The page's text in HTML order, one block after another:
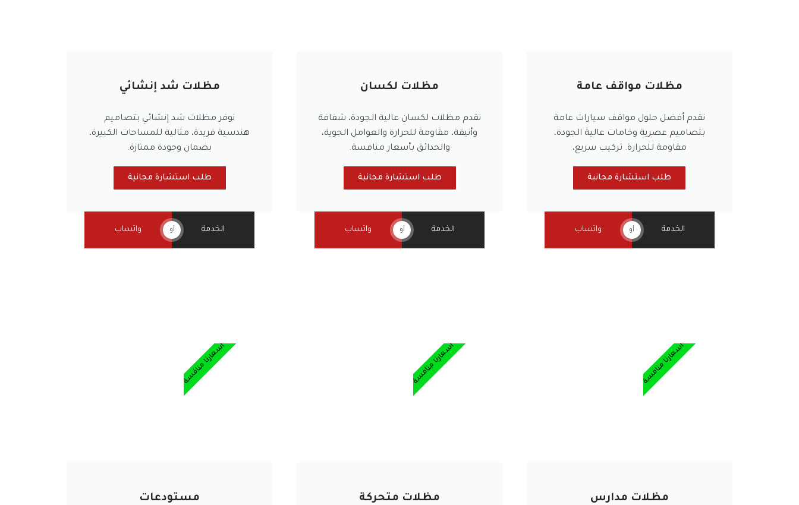
مظلات مواقف عامة
نقدم أفضل حلول مواقف سيارات عامة
بتصاميم عصرية وخامات عالية الجودة،
مقاومة للحرارة. تركيب سريع،
طلب استشارة مجانية
الخدمة أو واتساب
مظلات لكسان
نقدم مظلات لكسان عالية الجودة، شفافة
وأنيقة، مقاومة للحرارة والعوامل الجوية،
والحدائق بأسعار منافسة.
طلب استشارة مجانية
الخدمة أو واتساب
مظلات شد إنشائي
نوفر مظلات شد إنشائي بتصاميم
هندسية فريدة، مثالية للمساحات الكبيرة،
بضمان وجودة ممتازة.
طلب استشارة مجانية
الخدمة أو واتساب
مظلات مدارس
أسعارنا منافسة
مظلات متحركة
أسعارنا منافسة
مستودعات
أسعارنا منافسة